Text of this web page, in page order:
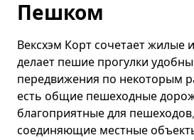
Пешком
Вексхэм Корт сочетает жилые
делает пешие прогулки
передвижения по некоторым
есть общие пешеходные
благоприятные для
соединяющие местные